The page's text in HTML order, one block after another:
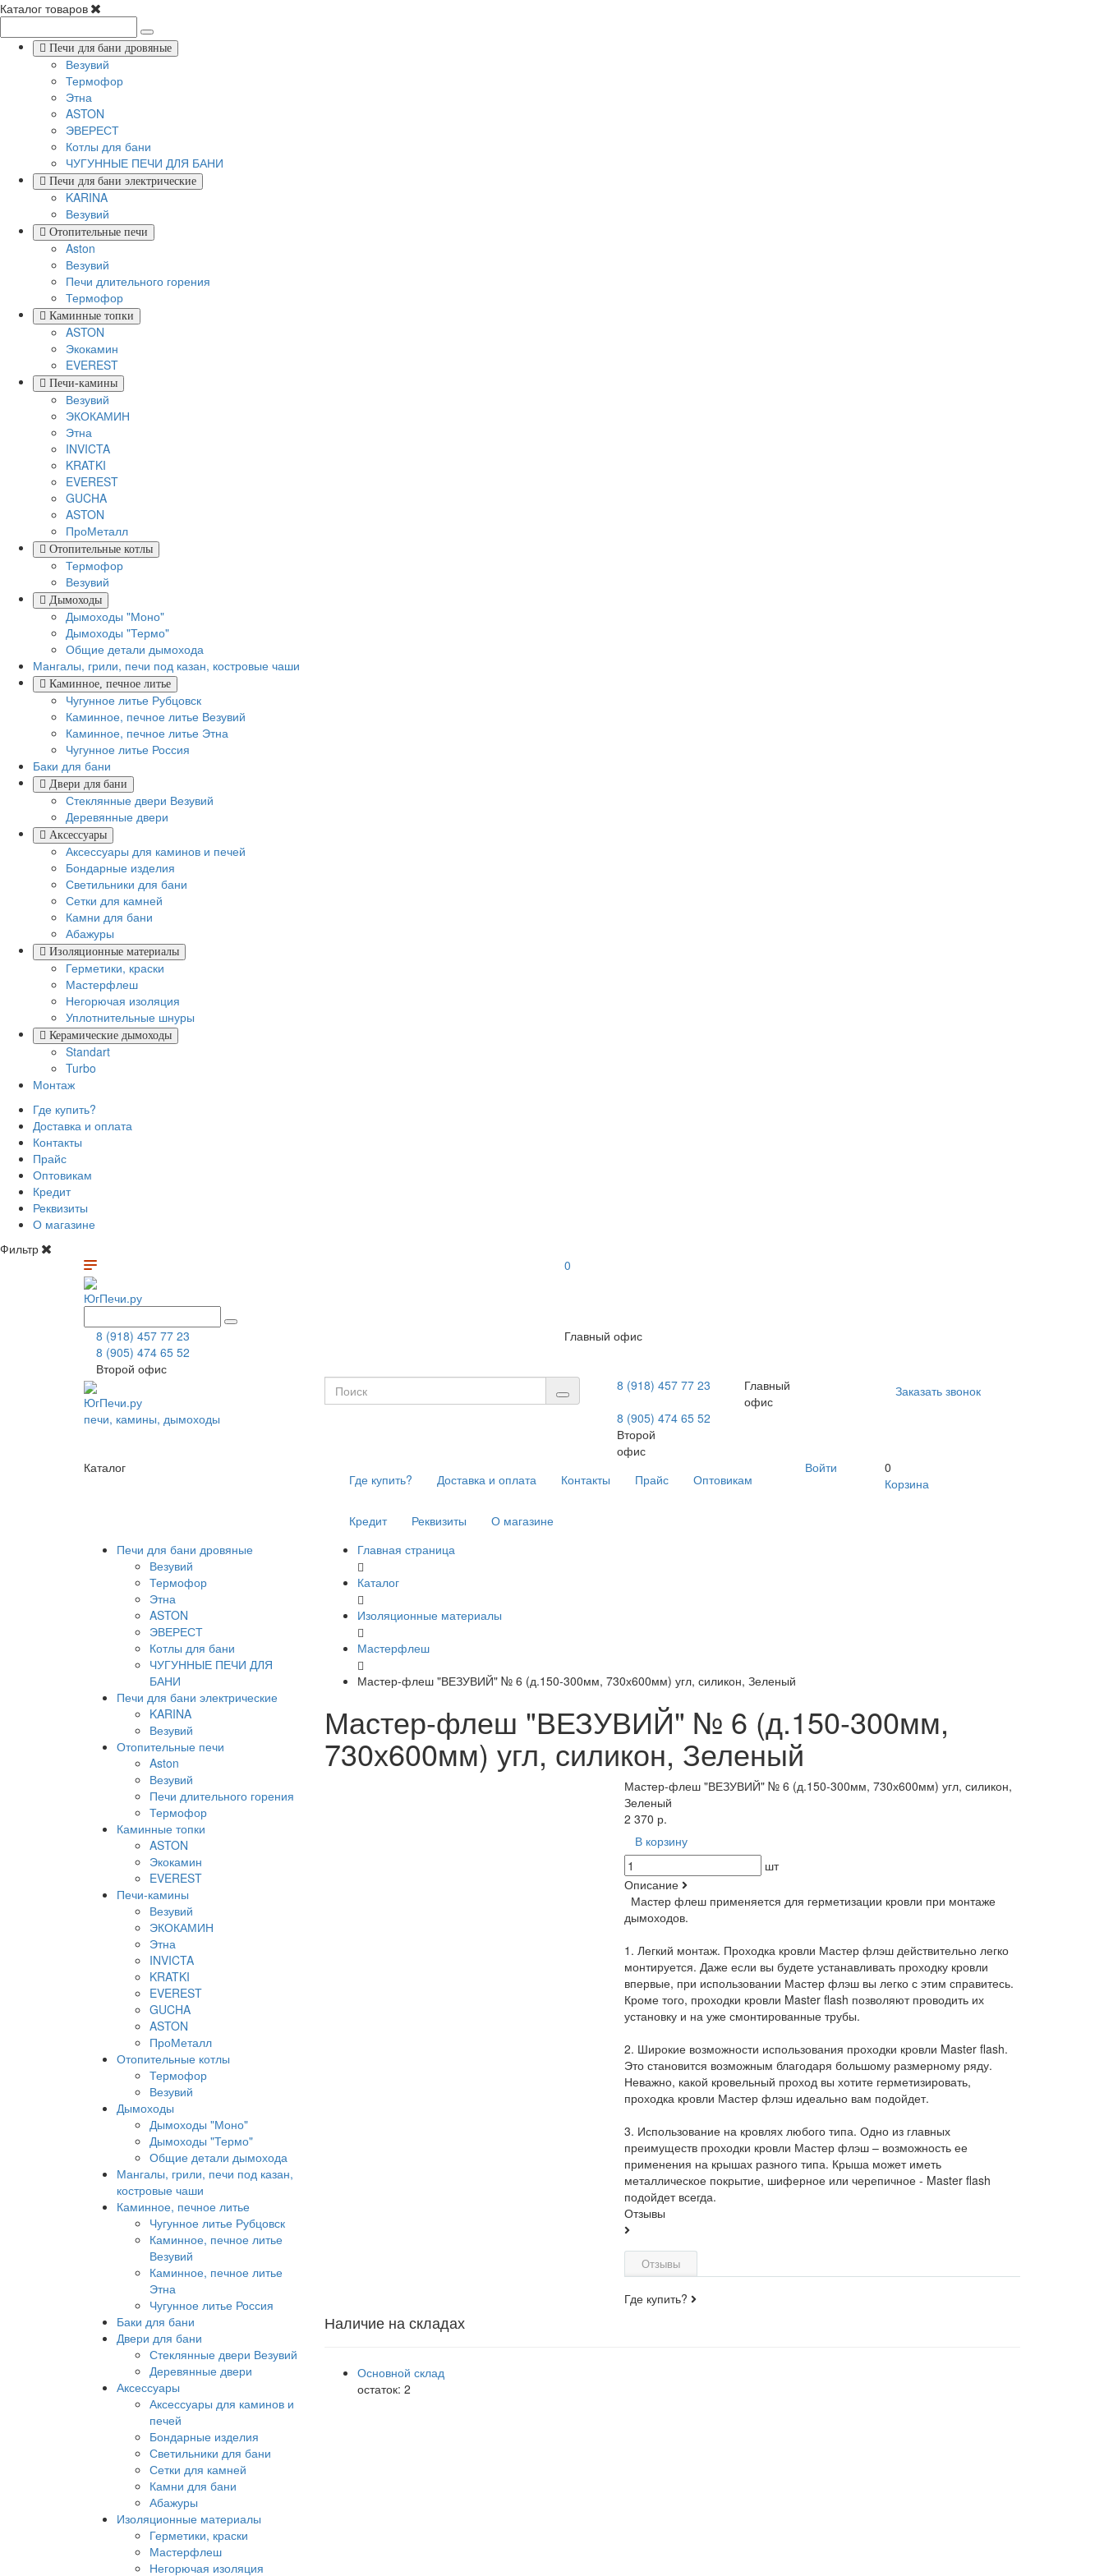
Каталог товаров
Печи для бани дровяные
Везувий
Термофор
Этна
ASTON
ЭВЕРЕСТ
Котлы для бани
ЧУГУННЫЕ ПЕЧИ ДЛЯ БАНИ
Печи для бани электрические
KARINA
Везувий
Отопительные печи
Aston
Везувий
Печи длительного горения
Термофор
Каминные топки
ASTON
Экокамин
EVEREST
Печи-камины
Везувий
ЭКОКАМИН
Этна
INVICTA
KRATKI
EVEREST
GUCHA
ASTON
ПроМеталл
Отопительные котлы
Термофор
Везувий
Дымоходы
Дымоходы "Моно"
Дымоходы "Термо"
Общие детали дымохода
Мангалы, грили, печи под казан, костровые чаши
Каминное, печное литье
Чугунное литье Рубцовск
Каминное, печное литье Везувий
Каминное, печное литье Этна
Чугунное литье Россия
Баки для бани
Двери для бани
Стеклянные двери Везувий
Деревянные двери
Аксессуары
Аксессуары для каминов и печей
Бондарные изделия
Светильники для бани
Сетки для камней
Камни для бани
Абажуры
Изоляционные материалы
Герметики, краски
Мастерфлеш
Негорючая изоляция
Уплотнительные шнуры
Керамические дымоходы
Standart
Turbo
Монтаж
Где купить?
Доставка и оплата
Контакты
Прайс
Оптовикам
Кредит
Реквизиты
О магазине
Фильтр
ЮгПечи.ру
0
8 (918) 457 77 23
Главный офис
8 (905) 474 65 52
Второй офис
ЮгПечи.ру
печи, камины, дымоходы
8 (918) 457 77 23
Главный
офис
8 (905) 474 65 52
Второй
офис
Заказать звонок
Каталог
Где купить? Доставка и оплата Контакты Прайс Оптовикам
Кредит Реквизиты О магазине
Войти
0
Корзина
Печи для бани дровяные
Везувий
Термофор
Этна
ASTON
ЭВЕРЕСТ
Котлы для бани
ЧУГУННЫЕ ПЕЧИ ДЛЯ
БАНИ
Печи для бани электрические
KARINA
Везувий
Отопительные печи
Aston
Везувий
Печи длительного горения
Термофор
Каминные топки
ASTON
Экокамин
EVEREST
Печи-камины
Везувий
ЭКОКАМИН
Этна
INVICTA
KRATKI
EVEREST
GUCHA
ASTON
ПроМеталл
Отопительные котлы
Термофор
Везувий
Дымоходы
Дымоходы "Моно"
Дымоходы "Термо"
Общие детали дымохода
Мангалы, грили, печи под казан,
костровые чаши
Каминное, печное литье
Чугунное литье Рубцовск
Каминное, печное литье
Везувий
Каминное, печное литье
Этна
Чугунное литье Россия
Баки для бани
Двери для бани
Стеклянные двери Везувий
Деревянные двери
Аксессуары
Аксессуары для каминов и
печей
Бондарные изделия
Светильники для бани
Сетки для камней
Камни для бани
Абажуры
Изоляционные материалы
Герметики, краски
Мастерфлеш
Негорючая изоляция
Главная страница
Каталог
Изоляционные материалы
Мастерфлеш
Мастер-флеш "ВЕЗУВИЙ" № 6 (д.150-300мм, 730х600мм) угл, силикон, Зеленый
Мастер-флеш "ВЕЗУВИЙ" № 6 (д.150-300мм,
730х600мм) угл, силикон, Зеленый
Мастер-флеш "ВЕЗУВИЙ" № 6 (д.150-300мм, 730х600мм) угл, силикон,
Зеленый
2 370 р.
В корзину
шт
Описание
Мастер флеш применяется для герметизации кровли при монтаже
дымоходов.
1. Легкий монтаж. Проходка кровли Мастер флэш действительно легко
монтируется. Даже если вы будете устанавливать проходку кровли
впервые, при использовании Мастер флэш вы легко с этим справитесь.
Кроме того, проходки кровли Master flash позволяют проводить их
установку и на уже смонтированные трубы.
2. Широкие возможности использования проходки кровли Master flash.
Это становится возможным благодаря большому размерному ряду.
Неважно, какой кровельный проход вы хотите герметизировать,
проходка кровли Мастер флэш идеально вам подойдет.
3. Использование на кровлях любого типа. Одно из главных
преимуществ проходки кровли Мастер флэш – возможность ее
применения на крышах разного типа. Крыша может иметь
металлическое покрытие, шиферное или черепичное - Master flash
подойдет всегда.
Отзывы
Отзывы
Где купить?
Наличие на складах
Основной склад
остаток: 2